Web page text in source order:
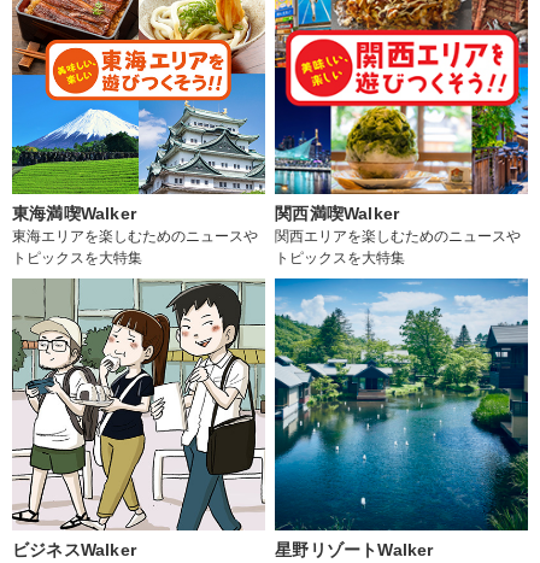
東海満喫Walker
東海エリアを楽しむためのニュースや
トピックスを大特集
関西満喫Walker
関西エリアを楽しむためのニュースや
トピックスを大特集
ビジネスWalker 星野リゾートWalker